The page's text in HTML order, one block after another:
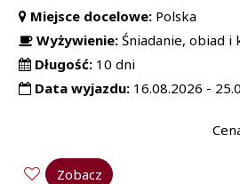
Miejsce docelowe: Polska
Wyżywienie: Śniadanie, obiad i
Długość: 10 dni
Data wyjazdu: 16.08.2026 -
Zobacz